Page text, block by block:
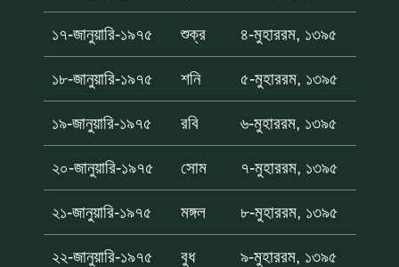
১৭-জানুয়ারি-১৯৭৫ শুক্র ৪-মুহাররম, ১৩৯৫
১৮-জানুয়ারি-১৯৭৫ শনি ৫-মুহাররম, ১৩৯৫
১৯-জানুয়ারি-১৯৭৫ রবি ৬-মুহাররম, ১৩৯৫
২০-জানুয়ারি-১৯৭৫ সোম ৭-মুহাররম, ১৩৯৫
২১-জানুয়ারি-১৯৭৫ মঙ্গল ৮-মুহাররম, ১৩৯৫
২২-জানুয়ারি-১৯৭৫ বুধ ৯-মুহাররম, ১৩৯৫